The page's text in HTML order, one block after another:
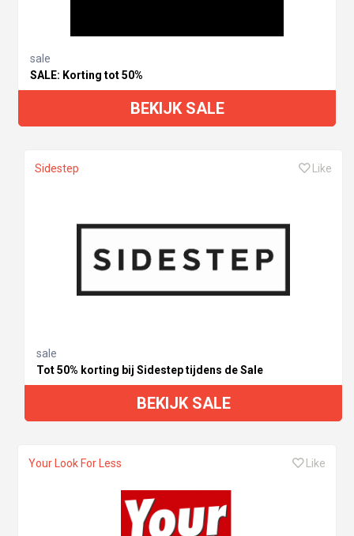
sale
SALE: Korting tot 50%
BEKIJK SALE
Sidestep Like
sale
Tot 50% korting bij Sidestep tijdens de Sale
BEKIJK SALE
Your Look For Less Like